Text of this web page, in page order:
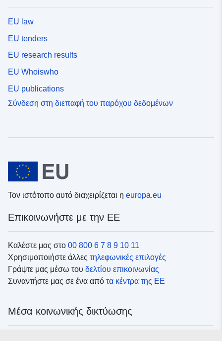
EU law
EU tenders
EU research results
EU Whoiswho
EU publications
Σύνδεση στη διεπαφή του παρόχου δεδομένων
Τον ιστότοπο αυτό διαχειρίζεται η europa.eu
Επικοινωνήστε με την ΕΕ
Καλέστε μας στο 00 800 6 7 8 9 10 11
Χρησιμοποιήστε άλλες τηλεφωνικές επιλογές
Γράψτε μας μέσω του δελτίου επικοινωνίας
Συναντήστε μας σε ένα από τα κέντρα της ΕΕ
Μέσα κοινωνικής δικτύωσης